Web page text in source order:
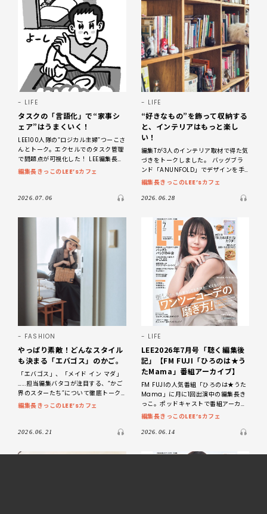
LIFE
タスクの「言語化」で“家事シ
ェア”はうまくいく！
LEE100人隊の“ロジカル主婦”つーこさ
んとトーク。エクセルでのタスク管理
で問題点が可視化した！ LEE編集長き
っこが編集部スタッフとともに、最新
編集長きっこのLEE’sカフェ
2026.07.06
LIFE
“好きなもの”を飾って収納する
と、インテリアはもっと楽し
い！
編集Tが3人のインテリア取材で得た気
づきをトークしました。 バッグブラ
ンド「ANUNFOLD」でデザインを手
がける石川敦幹さんの「飾る収納」は
ばかり。キッチン
編集長きっこのLEE’sカフェ
2026.06.28
FASHION
やっぱり素敵！どんなスタイル
も決まる「エバゴス」のかご。
「エバゴス」、「メイド イン マダ」
…...担当編集バタコが注目する、“かご
界のスターたち”について徹底トーク
しました！ LEE編集長きっこが編集部
編集長きっこのLEE’sカフェ
2026.06.21
LIFE
LEE2026年7月号「聴く編集後
記」【FM FUJI「ひろのは★う
たMama」番組アーカイブ】
FM FUJIの人気番組「ひろのは★うた
Mama」に月に1回出演中の編集長き
っこ。ポッドキャストで番組アーカイ
ブを配信中！ FM FUJIで毎週月曜19：
編集長きっこのLEE’sカフェ
2026.06.14